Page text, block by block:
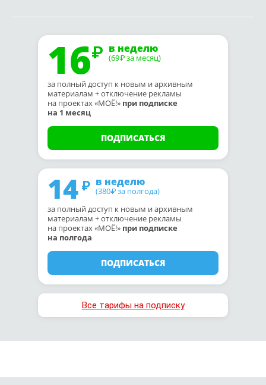
16 в неделю
(69₽ за месяц)
за полный доступ к новым и архивным
материалам + отключение рекламы
на проектах «МОЁ!» при подписке
на 1 месяц
ПОДПИСАТЬСЯ
14 в неделю
(380₽ за полгода)
за полный доступ к новым и архивным
материалам + отключение рекламы
на проектах «МОЁ!» при подписке
на полгода
ПОДПИСАТЬСЯ
Все тарифы на подписку